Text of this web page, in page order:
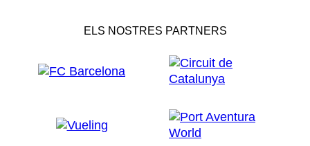
ELS NOSTRES PARTNERS